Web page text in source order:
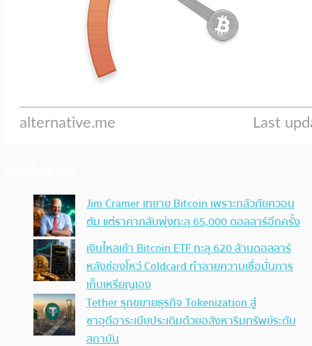
Jim Cramer เทขาย Bitcoin เพราะกลัวภัยควอน
ตัม แต่ราคากลับพุ่งทะลุ 65,000 ดอลลาร์อีกครั้ง
เงินไหลเข้า Bitcoin ETF ทะลุ 620 ล้านดอลลาร์
หลังช่องโหว่ Coldcard ทำลายความเชื่อมั่นการ
เก็บเหรียญเอง
Tether รุกขยายธุรกิจ Tokenization สู่
ซาอุดีอาระเบียประเดิมด้วยอสังหาริมทรัพย์ระดับ
สถาบัน